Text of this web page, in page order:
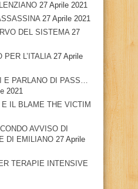
27 Aprile 2021
27 Aprile 2021
DEL SISTEMA 27
PER L’ITALIA 27 Aprile
E PARLANO DI PASS…
2021
IL BLAME THE VICTIM
AVVISO DI
DI EMILIANO 27 Aprile
TERAPIE INTENSIVE